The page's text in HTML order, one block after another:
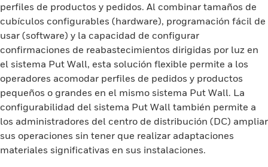
perfiles de productos y pedidos. Al combinar tamaños de
cubículos configurables (hardware), programación fácil de
usar (software) y la capacidad de configurar
confirmaciones de reabastecimientos dirigidas por luz en
el sistema Put Wall, esta solución flexible permite a los
operadores acomodar perfiles de pedidos y productos
pequeños o grandes en el mismo sistema Put Wall. La
configurabilidad del sistema Put Wall también permite a
los administradores del centro de distribución (DC) ampliar
sus operaciones sin tener que realizar adaptaciones
materiales significativas en sus instalaciones.